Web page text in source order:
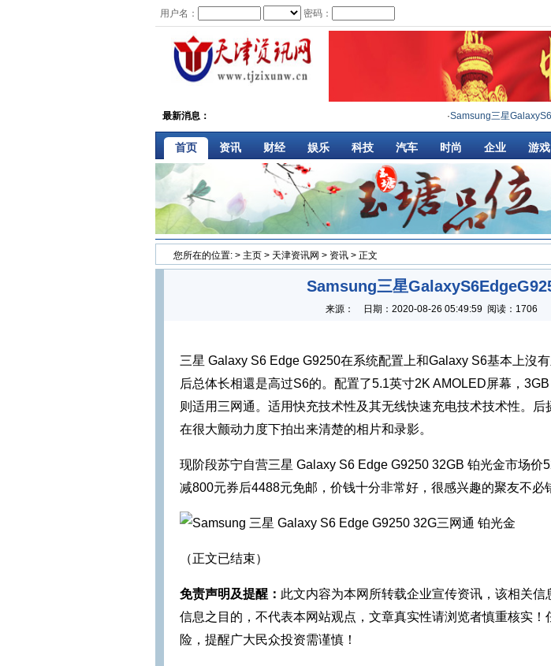
用户名： 密码：
最新消息： Samsung三星
首页 资讯 财经 娱乐 科技 汽车 时尚 企业 游戏
您所在的位置: > 主页 > 天津资讯网 > 资讯 > 正文
Samsung三星
来源： 日期： 2020-08-26 05:49:59 阅读：1706
三星 Galaxy S6 Edge G9250在系统配置上和Galaxy S6基本上沒
后总体长相還是高过S6的。配置了5.1英寸2K AMOLED屏幕，
则适用三网通。适用快充技术性及其无线快速充电技术技术性。后
在很大颤动力度下拍出来清楚的相片和录影。
现阶段苏宁自营三星 Galaxy S6 Edge G9250 32GB 铂光金市场价
减800元券后4488元免邮，价钱十分非常好，很感兴趣的聚友不必
（正文已结束）
免责声明及提醒： 此文内容为本网所转载企业宣传资讯，该相关信
信息之目的，不代表本网站观点，文章真实性请浏览者慎重核实！
险，提醒广大民众投资需谨慎！